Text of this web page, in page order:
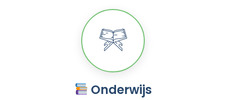
Onderwijs